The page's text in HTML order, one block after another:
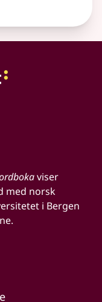
viser
med norsk
i Bergen